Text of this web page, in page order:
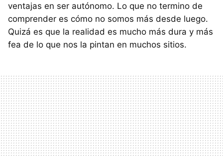
ventajas en ser autónomo. Lo que no termino de
comprender es cómo no somos más desde luego.
Quizá es que la realidad es mucho más dura y más
fea de lo que nos la pintan en muchos sitios.